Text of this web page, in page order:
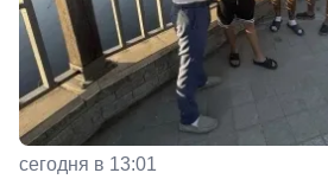
сегодня в 13:01